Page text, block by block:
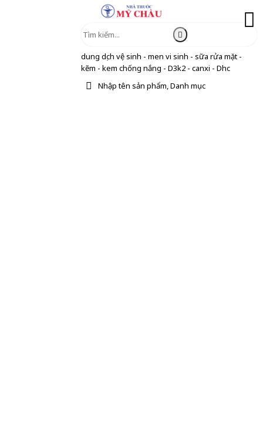
dung dịch vệ sinh - men vi sinh - sữa rửa mặt -
kẽm - kem chống nắng - D3k2 - canxi - Dhc
Nhập tên sản phẩm, Danh mục